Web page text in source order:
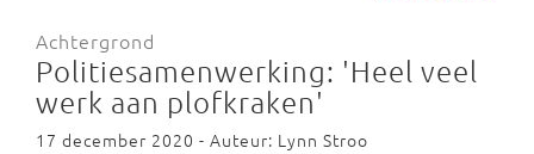
Achtergrond
Politiesamenwerking: 'Heel veel
werk aan plofkraken'
17 december 2020 - Auteur: Lynn Stroo